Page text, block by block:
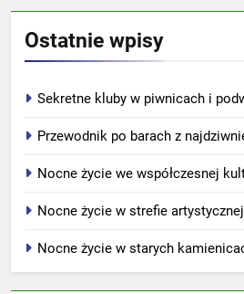
Ostatnie wpisy
Sekretne kluby w piwnicach i
Przewodnik po barach z
Nocne życie we współczesnej
Nocne życie w strefie
Nocne życie w starych